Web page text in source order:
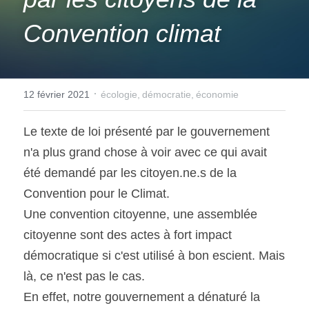
Convention climat
12 février 2021 · écologie, démocratie, économie
Le texte de loi présenté par le gouvernement
n'a plus grand chose à voir avec ce qui avait
été demandé par les citoyen.ne.s de la
Convention pour le Climat.
Une convention citoyenne, une assemblée
citoyenne sont des actes à fort impact
démocratique si c'est utilisé à bon escient. Mais
là, ce n'est pas le cas.
En effet, notre gouvernement a dénaturé la